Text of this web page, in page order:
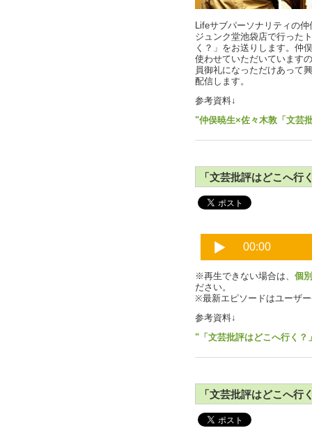
Lifeサブパーソナリティの
ジュンク堂池袋店で行った
く？」をお送りします。仲
使わせていただいています
員御礼になっただけあって
配信します。
参考資料↓
"仲俣暁生×佐々木敦「文芸
「文芸批評はどこへ行
※再生できない場合は、 個
ださい。
※最新エピソードはユーザ
参考資料↓
"「文芸批評はどこへ行く
「文芸批評はどこへ行